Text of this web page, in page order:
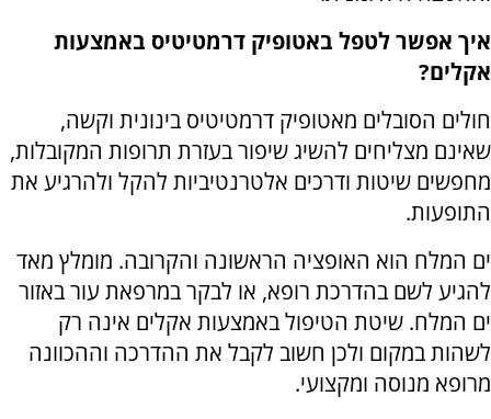
איך אפשר לטפל באטופיק דרמטיטיס באמצעות
אקלים?
חולים הסובלים מאטופיק דרמטיטיס בינונית וקשה,
שאינם מצליחים להשיג שיפור בעזרת תרופות המקובלות,
מחפשים שיטות ודרכים אלטרנטיביות להקל ולהרגיע את
התופעות.
ים המלח הוא האופציה הראשונה והקרובה. מומלץ מאד
להגיע לשם בהדרכת רופא, או לבקר במרפאת עור באזור
ים המלח. שיטת הטיפול באמצעות אקלים אינה רק
לשהות במקום ולכן חשוב לקבל את ההדרכה וההכוונה
מרופא מנוסה ומקצועי.